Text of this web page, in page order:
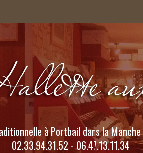
à Portbail dans la
02.33.94.31.52 - 06.47.13.11.34